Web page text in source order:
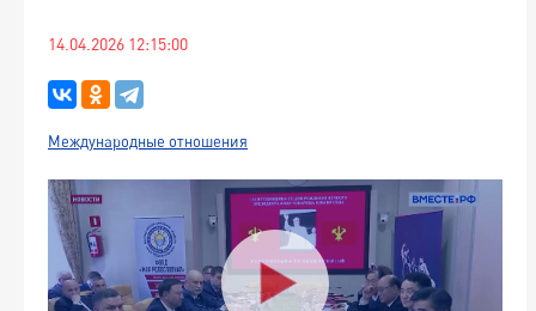
14.04.2026 12:15:00
Международные отношения